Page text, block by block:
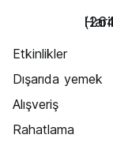
Etkinlikler
Dışarıda yemek
Alışveriş
Rahatlama